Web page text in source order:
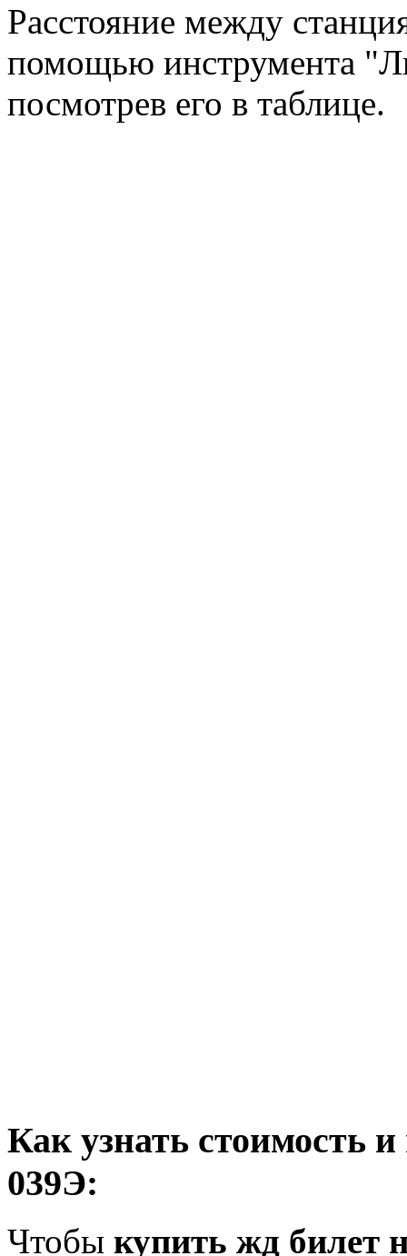
Расстояние между
помощью инструмента
посмотрев его в таблице.
Как узнать стоимость
039Э:
Чтобы купить жд билет